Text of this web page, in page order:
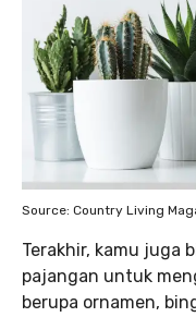
Source: Country Living
Terakhir, kamu juga
pajangan untuk
berupa ornamen,